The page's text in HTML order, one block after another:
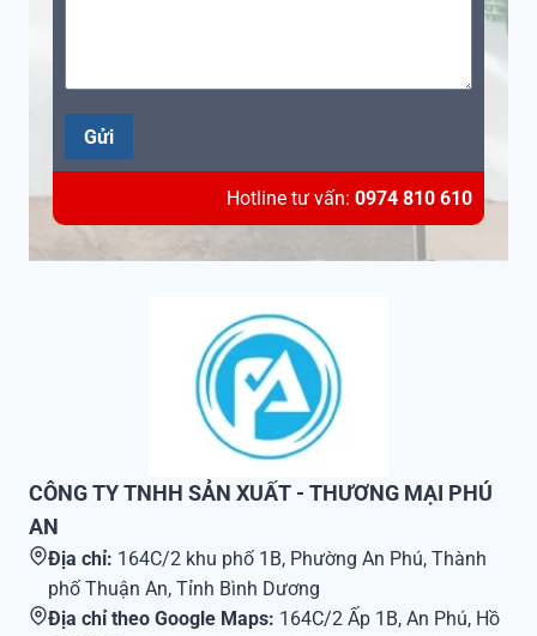
Gửi
Hotline tư vấn: 0974 810 610
CÔNG TY TNHH SẢN XUẤT - THƯƠNG MẠI PHÚ
AN
Địa chỉ: 164C/2 khu phố 1B, Phường An Phú, Thành
phố Thuận An, Tỉnh Bình Dương
Địa chỉ theo Google Maps: 164C/2 Ấp 1B, An Phú, Hồ